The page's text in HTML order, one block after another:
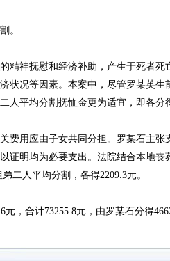
。
神抚慰和经济补助，产生于死者死
状况等因素。本案中，尽管罗某英生
平均分割抚恤金更为适宜，即各分
用应由子女共同分担。罗某石主张
证明均为必要支出。法院结合本地丧
二人平均分割，各得2209.3元。
，合计73255.8元，由罗某石分得